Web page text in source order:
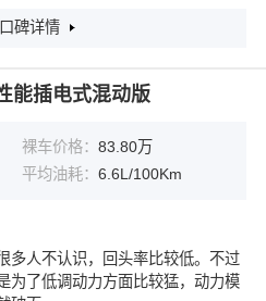
碑详情
能插电式混动版
裸车价格： 83.80万
平均油耗： 6.6L/100Km
多人不认识，回头率比较低。不过
为了低调动力方面比较猛，动力模